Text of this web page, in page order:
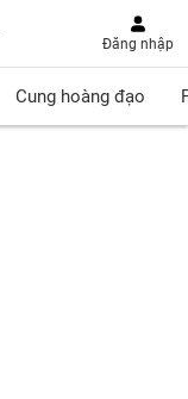
Đăng nhập
Cung hoàng đạo